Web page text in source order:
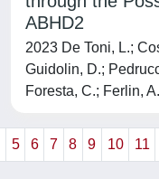
ABHD2
2023 De Toni, L.;
Guidolin, D.;
Foresta, C.; Ferlin,
5 6 7 8 9 10 11